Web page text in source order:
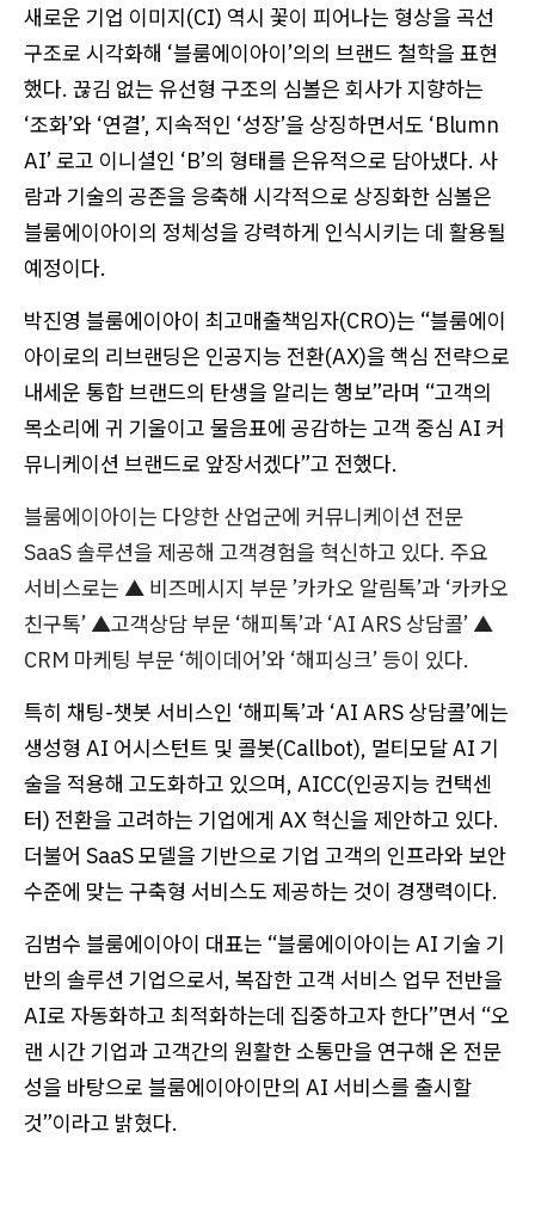
새로운 기업 이미지(CI) 역시 꽃이 피어나는 형상을 곡선
구조로 시각화해 ‘블룸에이아이’의의 브랜드 철학을 표현
했다. 끊김 없는 유선형 구조의 심볼은 회사가 지향하는
‘조화’와 ‘연결’, 지속적인 ‘성장’을 상징하면서도 ‘Blumn
AI’ 로고 이니셜인 ‘B’의 형태를 은유적으로 담아냈다. 사
람과 기술의 공존을 응축해 시각적으로 상징화한 심볼은
블룸에이아이의 정체성을 강력하게 인식시키는 데 활용될
예정이다.
박진영 블룸에이아이 최고매출책임자(CRO)는 “블룸에이
아이로의 리브랜딩은 인공지능 전환(AX)을 핵심 전략으로
내세운 통합 브랜드의 탄생을 알리는 행보”라며 “고객의
목소리에 귀 기울이고 물음표에 공감하는 고객 중심 AI 커
뮤니케이션 브랜드로 앞장서겠다”고 전했다.
블룸에이아이는 다양한 산업군에 커뮤니케이션 전문
SaaS 솔루션을 제공해 고객경험을 혁신하고 있다. 주요
서비스로는 ▲ 비즈메시지 부문 ’카카오 알림톡’과 ‘카카오
친구톡’ ▲고객상담 부문 ‘해피톡’과 ‘AI ARS 상담콜’ ▲
CRM 마케팅 부문 ‘헤이데어’와 ‘해피싱크’ 등이 있다.
특히 채팅-챗봇 서비스인 ‘해피톡’과 ‘AI ARS 상담콜’에는
생성형 AI 어시스턴트 및 콜봇(Callbot), 멀티모달 AI 기
술을 적용해 고도화하고 있으며, AICC(인공지능 컨택센
터) 전환을 고려하는 기업에게 AX 혁신을 제안하고 있다.
더불어 SaaS 모델을 기반으로 기업 고객의 인프라와 보안
수준에 맞는 구축형 서비스도 제공하는 것이 경쟁력이다.
김범수 블룸에이아이 대표는 “블룸에이아이는 AI 기술 기
반의 솔루션 기업으로서, 복잡한 고객 서비스 업무 전반을
AI로 자동화하고 최적화하는데 집중하고자 한다”면서 “오
랜 시간 기업과 고객간의 원활한 소통만을 연구해 온 전문
성을 바탕으로 블룸에이아이만의 AI 서비스를 출시할
것”이라고 밝혔다.